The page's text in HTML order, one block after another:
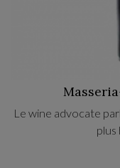
Le wine advocate
plus